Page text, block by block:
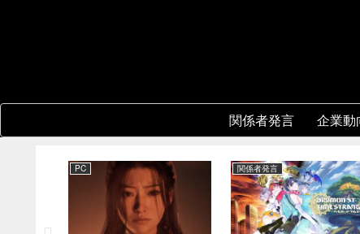
関係者発言 企業動
PC 関係者発言